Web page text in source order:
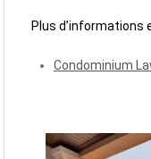
Plus d’informations
Condominium